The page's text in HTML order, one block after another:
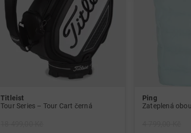
Titleist
Tour Series – Tour Cart černá
Ping